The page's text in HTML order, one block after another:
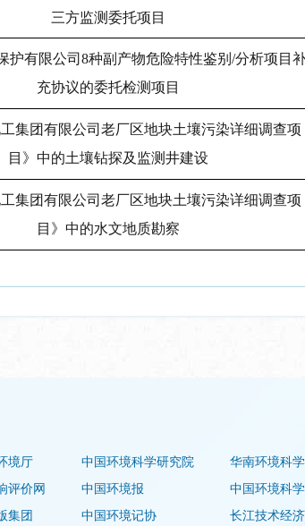
三方监测委托项目
护有限公司 8种副产物危险特性鉴别 /分析项目
充协议的委托检测项目
工集团有限公司老厂区地块土壤污染详细调查项
目》中的土壤钻探及监测井建设
工集团有限公司老厂区地块土壤污染详细调查项
目》中的水文地质勘察
境厅
评价网
集团
中国环境科学研究院
中国环境报
中国环境记协
华南环境科
中国环境科
长江技术经